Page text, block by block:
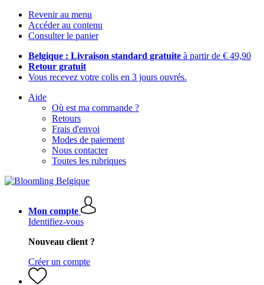
Revenir au menu
Accéder au contenu
Consulter le panier
Belgique : Livraison standard gratuite à partir de € 49,90
Retour gratuit
Vous recevez votre colis en 3 jours ouvrés.
Aide
Où est ma commande ?
Retours
Frais d'envoi
Modes de paiement
Nous contacter
Toutes les rubriques
Mon compte
Identifiez-vous
Nouveau client ?
Créer un compte